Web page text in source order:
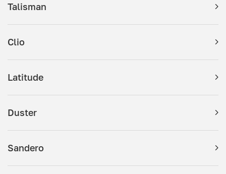
Talisman
Clio
Latitude
Duster
Sandero